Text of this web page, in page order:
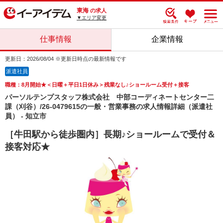
東海 の求人
▼エリア変更
仕事情報 企業情報
更新日：2026/08/04 ※更新日時点の最新情報です
派遣社員
職種：8月開始★＜日曜＋平日1日休み＞残業なし♪ショールーム受付＋接客
パーソルテンプスタッフ株式会社 中部コーディネートセンター二
課（刈谷）/26-0479615の一般・営業事務の求人情報詳細（派遣社
員） - 知立市
［牛田駅から徒歩圏内］長期♪ショールームで受付＆
接客対応★